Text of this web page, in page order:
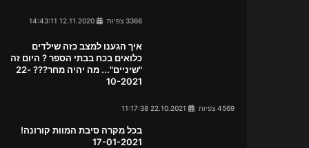
3366 צפיות
איך הגענו למצב כזה שילדים
כלואים בכח בבתי הספר ? היום זה
"שיניים"... מה יהיה מחר??? 22-
10-2021
4569 צפיות
בכל מקרה סיבת המוות קורונה!
17-01-2021